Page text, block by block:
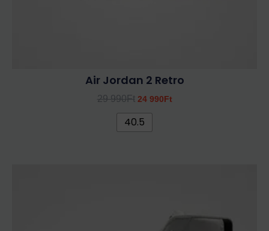
Air Jordan 2 Retro
29 990Ft 24 990Ft
40.5